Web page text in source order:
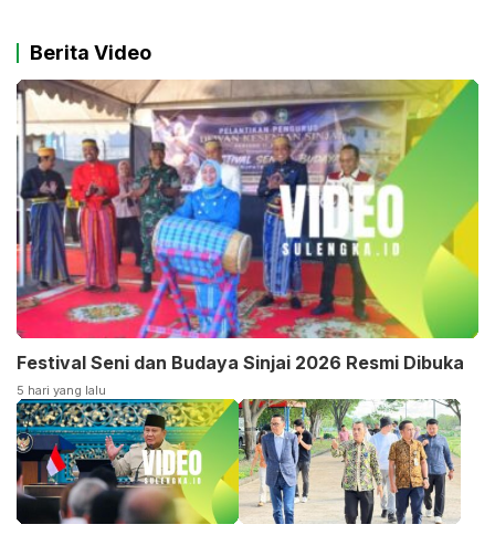
Berita Video
Festival Seni dan Budaya Sinjai 2026 Resmi Dibuka
5 hari yang lalu